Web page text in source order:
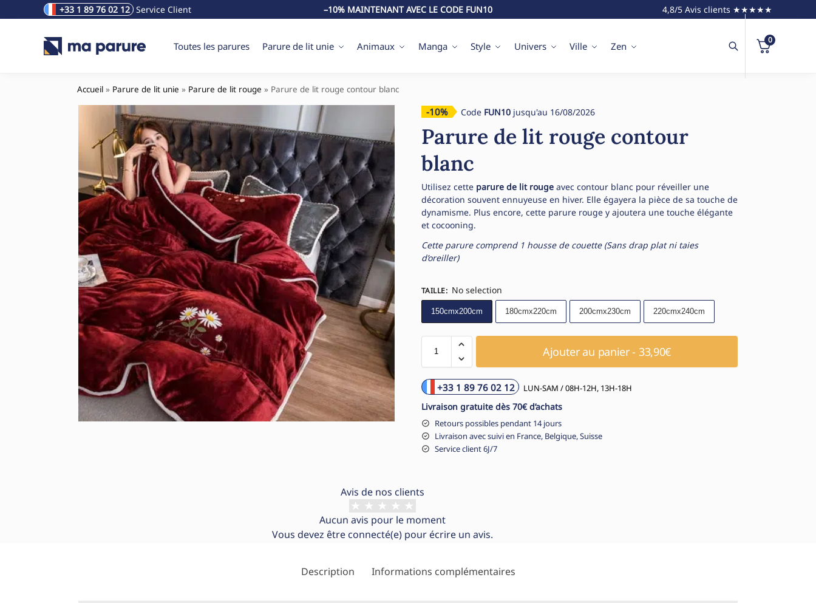
+33 1 89 76 02 12 Service Client –10% MAINTENANT AVEC LE CODE FUN10 4,8/5 Avis clients ★★★★★
Toutes les parures Parure de lit unie Animaux Manga Style Univers Ville Zen
Rechercher un produit
0
Accueil » Parure de lit unie » Parure de lit rouge » Parure de lit rouge contour blanc
-10% Code FUN10jusqu'au 16/08/2026
Parure de lit rouge contour
blanc
Utilisez cette parure de lit rougeavec contour blanc pour réveiller une
décoration souvent ennuyeuse en hiver. Elle égayera la pièce de sa touche de
dynamisme. Plus encore, cette parure rouge y ajoutera une touche élégante
et cocooning.
Cette parure comprend 1 housse de couette (Sans drap plat ni taies
d’oreiller)
TAILLE: No selection
150cmx200cm 180cmx220cm 200cmx230cm 220cmx240cm
Ajouter au panier - 33,90€
+33 1 89 76 02 12 LUN-SAM / 08H-12H, 13H-18H
Livraison gratuite dès 70€ d’achats
Retours possibles pendant 14 jours
Livraison avec suivi en France, Belgique, Suisse
Service client 6J/7
Avis de nos clients
Aucun avis pour le moment
Vous devez être connecté(e) pour écrire un avis.
Description Informations complémentaires